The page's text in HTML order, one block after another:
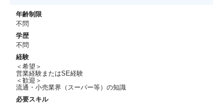
年齢制限
不問
学歴
不問
経験
＜希望＞
営業経験またはSE経験
＜歓迎＞
流通・小売業界（スーパー等）の知識
必要スキル